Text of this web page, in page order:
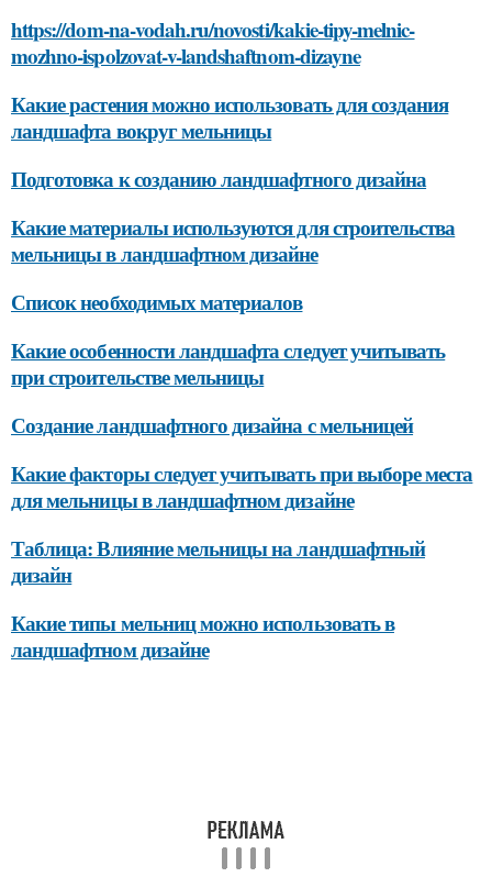
https://dom-na-vodah.ru/novosti/kakie-tipy-melnic-
mozhno-ispolzovat-v-landshaftnom-dizayne
Какие растения можно использовать для создания
ландшафта вокруг мельницы
Подготовка к созданию ландшафтного дизайна
Какие материалы используются для строительства
мельницы в ландшафтном дизайне
Список необходимых материалов
Какие особенности ландшафта следует учитывать
при строительстве мельницы
Создание ландшафтного дизайна с мельницей
Какие факторы следует учитывать при выборе места
для мельницы в ландшафтном дизайне
Таблица: Влияние мельницы на ландшафтный
дизайн
Какие типы мельниц можно использовать в
ландшафтном дизайне